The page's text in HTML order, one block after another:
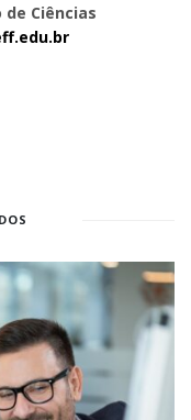
de Ciências